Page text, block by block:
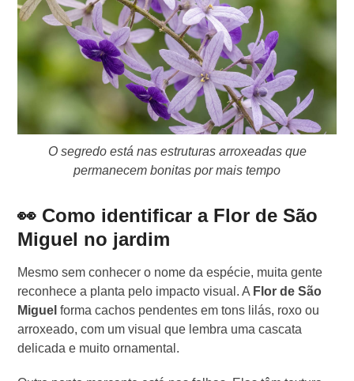
O segredo está nas estruturas arroxeadas que
permanecem bonitas por mais tempo
👀 Como identificar a Flor de São
Miguel no jardim
Mesmo sem conhecer o nome da espécie, muita gente
reconhece a planta pelo impacto visual. A Flor de São
Miguel forma cachos pendentes em tons lilás, roxo ou
arroxeado, com um visual que lembra uma cascata
delicada e muito ornamental.